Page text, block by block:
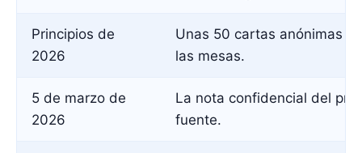
Principios de
2026
Unas 50 cartas anónimas
las mesas.
5 de marzo de
2026
La nota confidencial del
fuente.